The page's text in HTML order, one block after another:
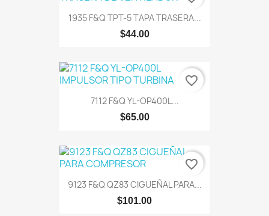
1935 F&Q TPT-5 TAPA TRASERA...
$44.00
7112 F&Q YL-OP400L...
$65.00
favorite_border
9123 F&Q QZ83 CIGUEÑAL PARA...
$101.00
favorite_border